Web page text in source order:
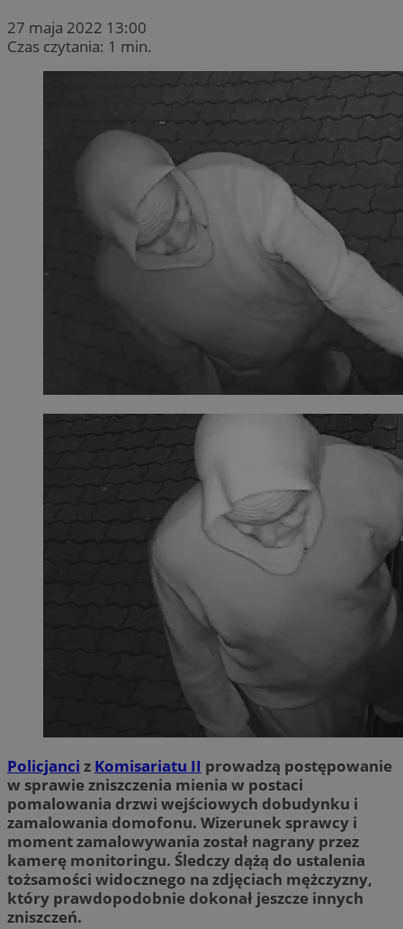
27 maja 2022 13:00
Czas czytania: 1 min.
Policjanci z Komisariatu II prowadzą postępowanie
w sprawie zniszczenia mienia w postaci
pomalowania drzwi wejściowych dobudynku i
zamalowania domofonu. Wizerunek sprawcy i
moment zamalowywania został nagrany przez
kamerę monitoringu. Śledczy dążą do ustalenia
tożsamości widocznego na zdjęciach mężczyzny,
który prawdopodobnie dokonał jeszcze innych
zniszczeń.